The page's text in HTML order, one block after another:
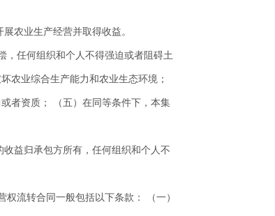
农业生产经营并取得收益。
，任何组织和个人不得强迫或者阻碍土
农业综合生产能力和农业生态环境；
者资质； （五）在同等条件下，本集
益归承包方所有，任何组织和个人不
流转合同一般包括以下条款： （一）